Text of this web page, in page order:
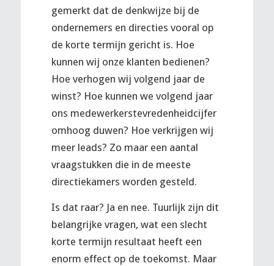
gemerkt dat de denkwijze bij de
ondernemers en directies vooral op
de korte termijn gericht is. Hoe
kunnen wij onze klanten bedienen?
Hoe verhogen wij volgend jaar de
winst? Hoe kunnen we volgend jaar
ons medewerkerstevredenheidcijfer
omhoog duwen? Hoe verkrijgen wij
meer leads? Zo maar een aantal
vraagstukken die in de meeste
directiekamers worden gesteld.
Is dat raar? Ja en nee. Tuurlijk zijn dit
belangrijke vragen, wat een slecht
korte termijn resultaat heeft een
enorm effect op de toekomst. Maar